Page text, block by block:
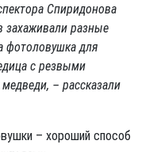
Спиридонова
захаживали разные
фотоловушка для
с резвыми
– рассказали
– хороший способ